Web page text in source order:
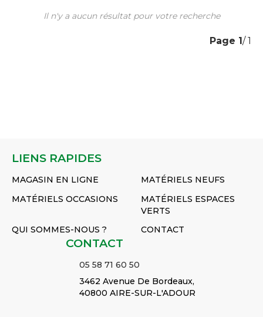
Il n'y a aucun résultat pour votre recherche
Page 1 / 1
LIENS RAPIDES
MAGASIN EN LIGNE
MATÉRIELS NEUFS
MATÉRIELS OCCASIONS
MATÉRIELS ESPACES
VERTS
QUI SOMMES-NOUS ?
CONTACT
CONTACT
05 58 71 60 50
3462 Avenue De Bordeaux,
40800 AIRE-SUR-L'ADOUR